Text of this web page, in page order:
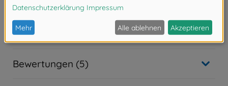
Downloads
Bewertungen (5)